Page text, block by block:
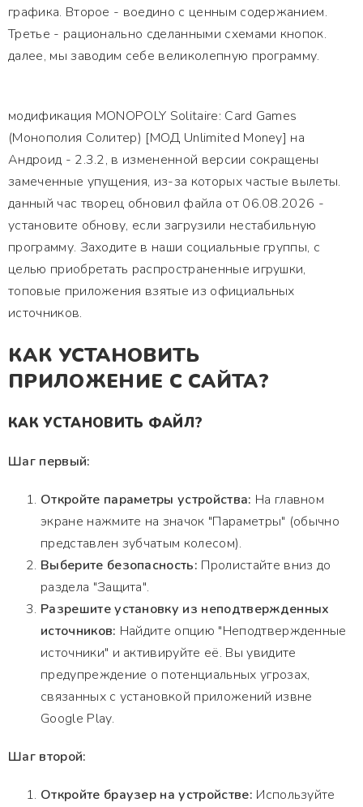
графика. Второе - воедино с ценным содержанием.
Третье - рационально сделанными схемами кнопок.
далее, мы заводим себе великолепную программу.
модификация MONOPOLY Solitaire: Card Games
(Монополия Солитер) [МОД Unlimited Money] на
Андроид - 2.3.2, в измененной версии сокращены
замеченные упущения, из-за которых частые вылеты.
данный час творец обновил файла от 06.08.2026 -
установите обнову, если загрузили нестабильную
программу. Заходите в наши социальные группы, с
целью приобретать распространенные игрушки,
топовые приложения взятые из официальных
источников.
КАК УСТАНОВИТЬ
ПРИЛОЖЕНИЕ С САЙТА?
КАК УСТАНОВИТЬ ФАЙЛ?
Шаг первый:
Откройте параметры устройства: На главном
экране нажмите на значок "Параметры" (обычно
представлен зубчатым колесом).
Выберите безопасность: Пролистайте вниз до
раздела "Защита".
Разрешите установку из неподтвержденных
источников: Найдите опцию "Неподтвержденные
источники" и активируйте её. Вы увидите
предупреждение о потенциальных угрозах,
связанных с установкой приложений извне
Google Play.
Шаг второй:
Откройте браузер на устройстве: Используйте